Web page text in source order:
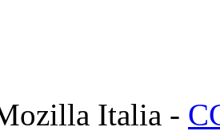
Italia -